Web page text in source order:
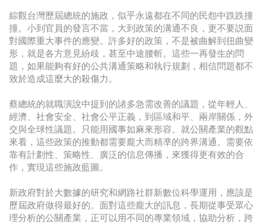
綜觀台灣歷屆總統的施政，似乎永遠都在不同的民怨中跌跌撞
撞。小到官員的發言不當，大到政策的溝通不良，更不要説面
對國際重大事件的應變。許多好的政策，不是被曲解到扭曲變
形，就是各方意見紛歧，甚至中途腰斬。這些一再發生的問
題，如果能夠有好的公共溝通策略和執行規劃，相信問題都不
致於造成這麼大的殺傷力。
蔡總統的就職演說中提到的諸多急需改善的議題，從年輕人、
經濟、社會安全、社會公平正義，到區域和平、兩岸關係，外
交與全球性議題。只能用國事如麻來形容。就公關產業的觀點
來看，這些政策的推動都需要龐大而精凖的跨界溝通。需要依
靠有計劃性、策略性、廣泛的信息傳播，來獲得更有效的合
作，實現這些施政藍圖。
新政府對於大數據的研究和網路社群新數位科學運用，應該是
歷屆政府做得最好的。面對這些龐大的訊息，長期從事受眾心
理分析的公關產業，正可以用不同的專業領域，協助分析，跨